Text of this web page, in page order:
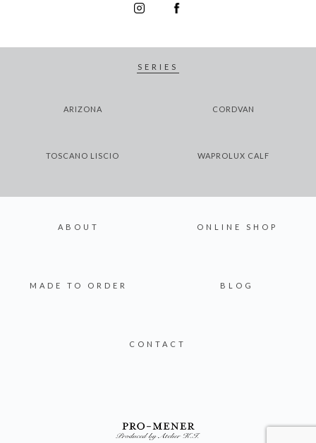
SERIES
ARIZONA CORDVAN
TOSCANO LISCIO WAPROLUX CALF
ABOUT ONLINE SHOP
MADE TO ORDER BLOG
CONTACT